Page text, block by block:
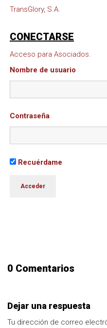
TransGlory, S.A.
CONECTARSE
Acceso para Asociados.
Nombre de usuario
Contraseña
Recuérdame
0 Comentarios
Dejar una respuesta
Tu dirección de correo